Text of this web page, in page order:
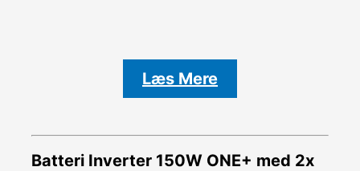
Læs Mere
Batteri Inverter150W ONE+ med 2x